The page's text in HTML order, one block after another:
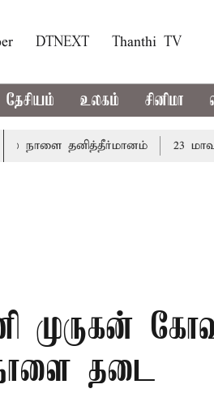
DTNEXT Thanthi TV
தேசியம் உலகம் சினிமா
தனித்தீர்மானம் 23
முருகன்
தடை